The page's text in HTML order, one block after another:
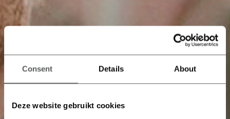
Consent Details About
Deze website gebruikt cookies